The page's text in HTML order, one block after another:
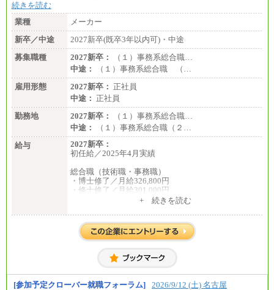
続きを読む
業種
メーカー
新卒／中途
2027新卒(既卒3年以内可)・中途
募集職種
2027新卒：
（１）事務系総合職…
中途：
（１）事務系総合職 （…
雇用形態
2027新卒： 正社員
中途： 正社員
勤務地
2027新卒：
（１）事務系総合職…
中途：
（１）事務系総合職（２…
給与
2027新卒：
初任給／2025年4月実績
総合職（技術職・事務職）
・博士修了／月給326,800円
・修士修了／月給301,000円
・大学卒／月給282,000円
・高専卒（本科）／月給256,000円
一般事務職
・高専卒（専攻科）／月給206,400円
・高専卒（本科）月給197,800円
・短大卒／月給197,800円
・専門卒（2年）／月給197,800円
+ 続きを読む
[参加予定クローバー就職フォーラム] 2026/9/12 (土) 名古屋